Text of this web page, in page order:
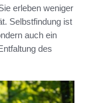
erleben weniger
Selbstfindung ist
auch ein
des